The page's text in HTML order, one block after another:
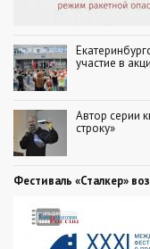
участие в
Автор серии
строку»
Фестиваль «Сталкер»